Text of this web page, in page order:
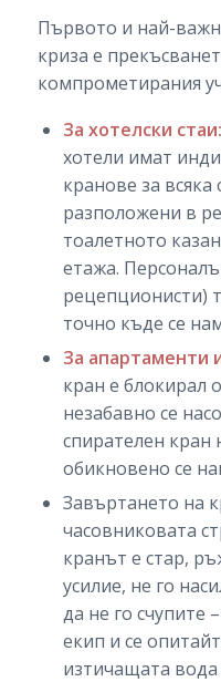
Първото и най-
криза е
компрометирания
За хотелски стаи:
хотели имат
кранове за
разположени в
тоалетното
етажа.
рецепционисти)
точно къде се
За апартаменти
кран е блокирал
незабавно се
спирателен кран
обикновено се
Завъртането на
часовниковата
кранът е стар,
усилие, не го
да не го счупите
екип и се
изтичащата